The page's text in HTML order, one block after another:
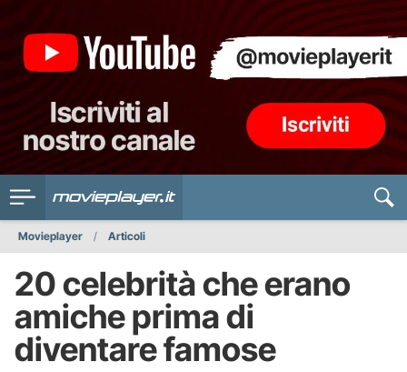
Movieplayer Articoli
20 celebrità che erano
amiche prima di
diventare famose